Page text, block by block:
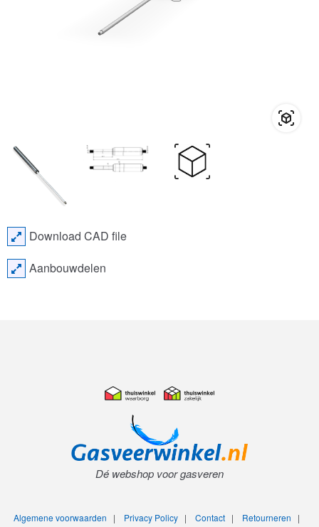
Download CAD file
Aanbouwdelen
Dé webshop voor gasveren
Algemene voorwaarden | Privacy Policy| Contact| Retourneren |